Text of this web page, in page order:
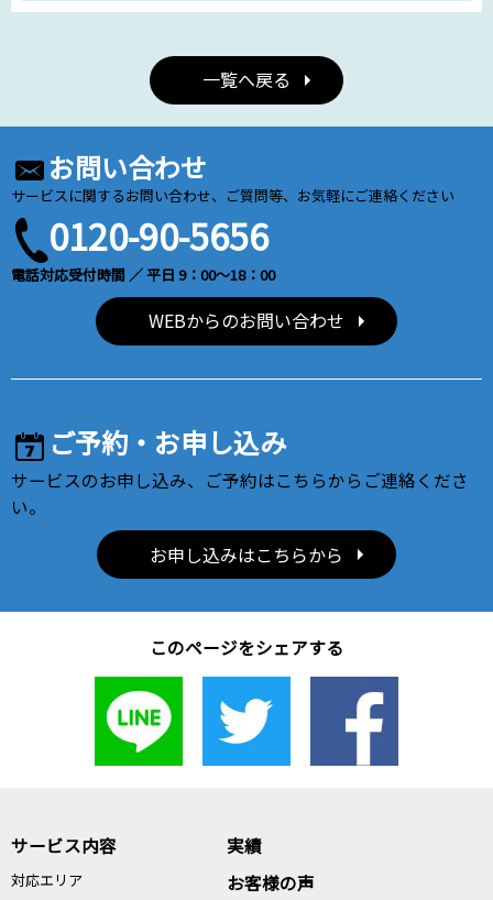
一覧へ戻る
お問い合わせ
サービスに関するお問い合わせ、ご質問等、お気軽にご連絡ください
0120-90-5656
電話対応受付時間 ／ 平日 9：00～18：00
WEBからのお問い合わせ
ご予約・お申し込み
サービスのお申し込み、ご予約はこちらからご連絡くださ
い。
お申し込みはこちらから
このページをシェアする
サービス内容
対応エリア
実績
お客様の声